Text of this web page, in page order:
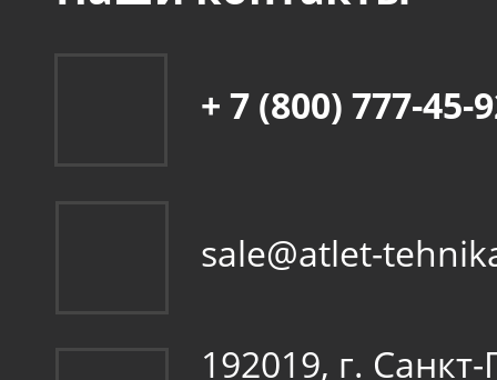
+ 7 (800) 777-45-
sale@atlet-
192019, г.